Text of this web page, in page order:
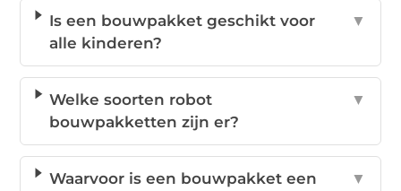
Is een bouwpakket geschikt voor
alle kinderen?
▼
Welke soorten robot
bouwpakketten zijn er?
▼
Waarvoor is een bouwpakket een
▼